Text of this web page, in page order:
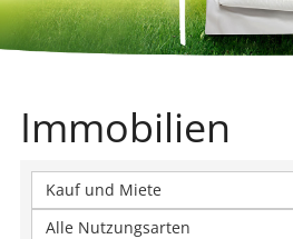
Immobilien
Kauf und Miete
Alle Nutzungsarten